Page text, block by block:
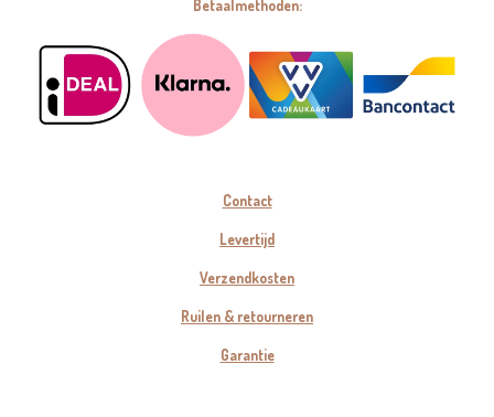
Betaalmethoden:
Contact
Levertijd
Verzendkosten
Ruilen & retourneren
Garantie